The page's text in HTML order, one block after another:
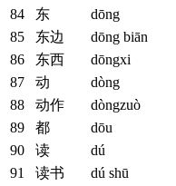
84
东 dōng
85
东边 dōng biān
86
东西 dōngxi
87
动 dòng
88
动作 dòngzuò
89
都 dōu
90
读 dú
91
读书 dú shū